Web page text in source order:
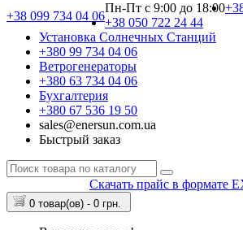
+38 099 734 04 06
Пн-Пт с 9:00 до 18:00
+38 050 722 24 44
Установка Cолнечных Cтанций
+380 99 734 04 06
Ветрогенераторы
+380 63 734 04 06
Бухгалтерия
+380 67 536 19 50
sales@enersun.com.ua
Быстрый заказ
Скачать прайс в формате
0 товар(ов) - 0 грн.